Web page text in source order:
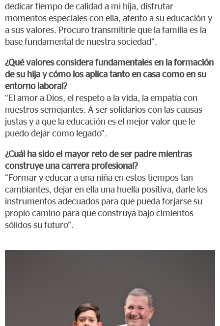
dedicar tiempo de calidad a mi hija, disfrutar
momentos especiales con ella, atento a su educación y
a sus valores. Procuro transmitirle que la familia es la
base fundamental de nuestra sociedad”.
¿Qué valores considera fundamentales en la formación
de su hija y cómo los aplica tanto en casa como en su
entorno laboral?
“El amor a Dios, el respeto a la vida, la empatía con
nuestros semejantes. A ser solidarios con las causas
justas y a que la educación es el mejor valor que le
puedo dejar como legado”.
¿Cuál ha sido el mayor reto de ser padre mientras
construye una carrera profesional?
“Formar y educar a una niña en estos tiempos tan
cambiantes, dejar en ella una huella positiva, darle los
instrumentos adecuados para que pueda forjarse su
propio camino para que construya bajo cimientos
sólidos su futuro”.